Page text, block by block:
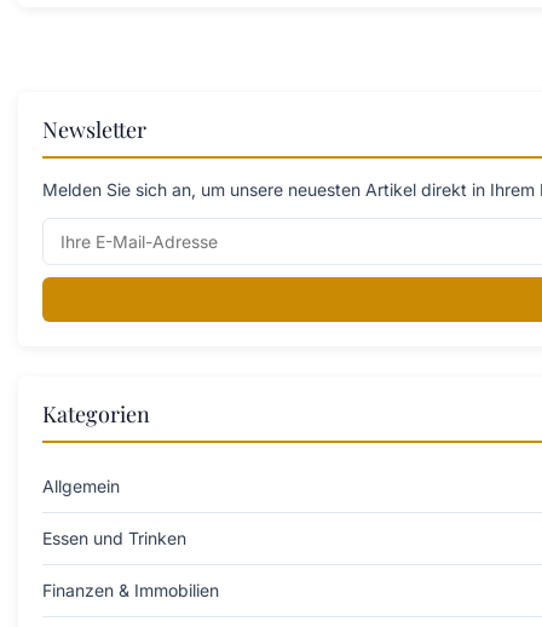
Newsletter
Melden Sie sich an, um unsere neuesten Artikel direkt in
Kategorien
Allgemein
Essen und Trinken
Finanzen & Immobilien